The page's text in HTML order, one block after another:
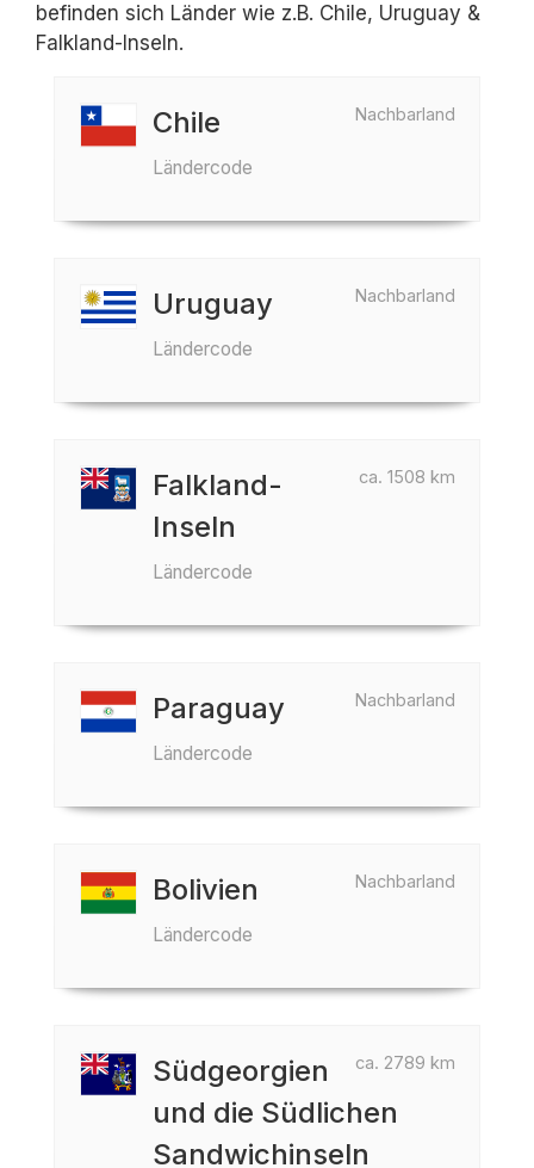
befinden sich Länder wie z.B. Chile, Uruguay &
Falkland-Inseln.
Nachbarland
Chile
Ländercode
Nachbarland
Uruguay
Ländercode
ca. 1508 km
Falkland-
Inseln
Ländercode
Nachbarland
Paraguay
Ländercode
Nachbarland
Bolivien
Ländercode
ca. 2789 km
Südgeorgien
und die Südlichen
Sandwichinseln